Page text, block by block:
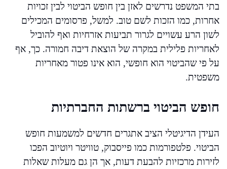
בתי המשפט נדרשים לאזן בין חופש הביטוי לבין זכויות
אחרות, כמו הזכות לשם טוב. למשל, פרסומים המכילים
לשון הרע עשויים לגרור תביעות אזרחיות ואף להוביל
לאחריות פלילית במקרה של הוצאת דיבה חמורה. כך, אף
על פי שהביטוי הוא חופשי, הוא אינו פטור מאחריות
משפטית.
חופש הביטוי ברשתות החברתיות
העידן הדיגיטלי הציב אתגרים חדשים למשמעות חופש
הביטוי. פלטפורמות כמו פייסבוק, טוויטר ויוטיוב הפכו
לזירות מרכזיות להבעת דעות, אך הן גם מעלות שאלות